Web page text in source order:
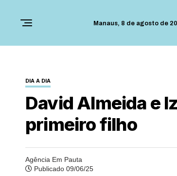
Manaus, 8 de agosto de
DIA A DIA
David Almeida e
primeiro filho
Agência Em Pauta
Publicado 09/06/25